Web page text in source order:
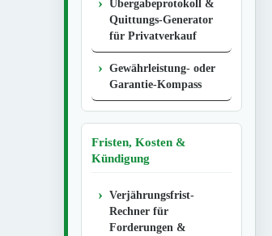
Übergabeprotokoll &
Quittungs-Generator
für Privatverkauf
Gewährleistung- oder
Garantie-Kompass
Fristen, Kosten &
Kündigung
Verjährungsfrist-
Rechner für
Forderungen &